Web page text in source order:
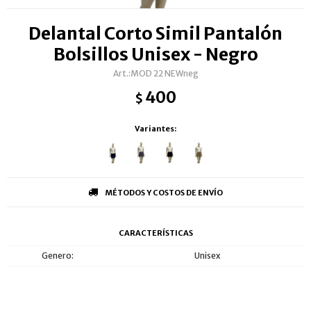
Delantal Corto Simil Pantalón
Bolsillos Unisex - Negro
MOD 22 NEWneg
$ 400
Variantes:
MÉTODOS Y COSTOS DE ENVÍO
CARACTERÍSTICAS
Genero Unisex